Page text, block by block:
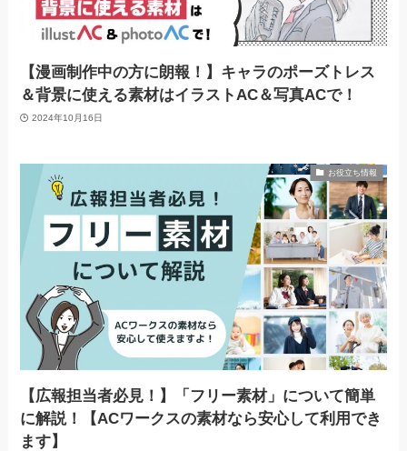
【漫画制作中の方に朗報！】キャラのポーズトレス
＆背景に使える素材はイラストAC＆写真ACで！
2024年10月16日
お役立ち情報
【広報担当者必見！】「フリー素材」について簡単
に解説！【ACワークスの素材なら安心して利用でき
ます】